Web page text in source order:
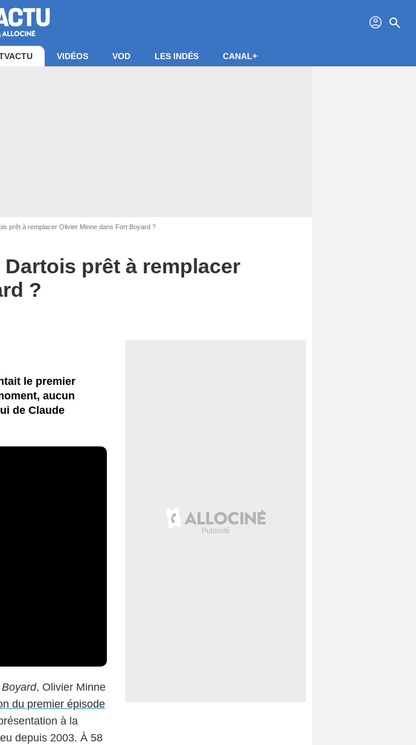
profil search
VIDÉOS VOD LES INDÉS CANAL+
prêt à remplacer Olivier Minne dans Fort Boyard ?
prêt à remplacer
?
article
le premier
aucun
de Claude
, Olivier Minne
du premier épisode
à la
depuis 2003. À 58